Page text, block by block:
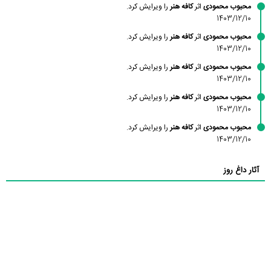
محبوب محمودی اثرکافه هنررا ویرایش کرد.
1403/12/10
محبوب محمودی اثرکافه هنررا ویرایش کرد.
1403/12/10
محبوب محمودی اثرکافه هنررا ویرایش کرد.
1403/12/10
محبوب محمودی اثرکافه هنررا ویرایش کرد.
1403/12/10
محبوب محمودی اثرکافه هنررا ویرایش کرد.
1403/12/10
آثار داغ روز